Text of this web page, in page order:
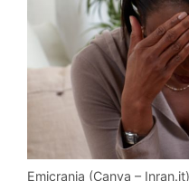
Emicrania (Canva – Inran.it)